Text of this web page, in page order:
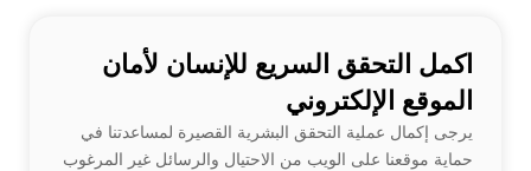
اكمل التحقق السريع للإنسان لأمان
الموقع الإلكتروني
يرجى إكمال عملية التحقق البشرية القصيرة لمساعدتنا في
حماية موقعنا على الويب من الاحتيال والرسائل غير المرغوب